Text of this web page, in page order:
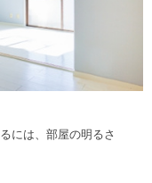
には、部屋の明るさ